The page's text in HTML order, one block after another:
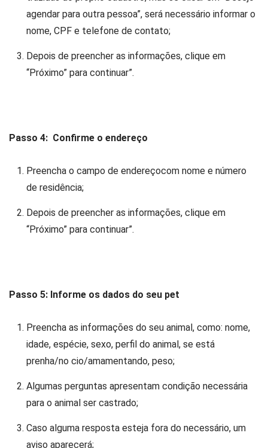
agendar para outra pessoa”, será necessário informar o
nome, CPF e telefone de contato;
Depois de preencher as informações, clique em
“Próximo” para continuar”.
Passo 4: Confirme o endereço
Preencha o campo de endereçocom nome e número
de residência;
Depois de preencher as informações, clique em
“Próximo” para continuar”.
Passo 5: Informe os dados do seu pet
Preencha as informações do seu animal, como: nome,
idade, espécie, sexo, perfil do animal, se está
prenha/no cio/amamentando, peso;
Algumas perguntas apresentam condição necessária
para o animal ser castrado;
Caso alguma resposta esteja fora do necessário, um
aviso aparecerá;